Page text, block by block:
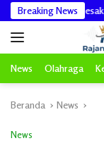
Langsung
ke
konten
Breaking News
RI Desak Kapolri
News Olahraga
Beranda News
News